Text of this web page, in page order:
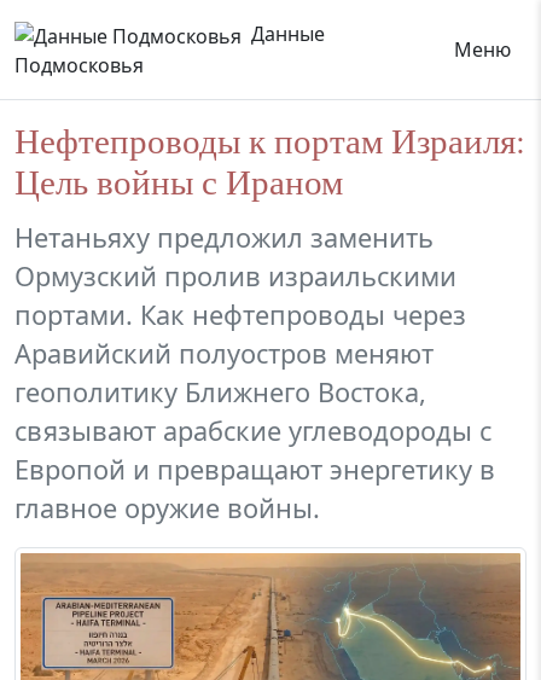
Данные
Подмосковья
Меню
Нефтепроводы к портам Израиля:
Цель войны с Ираном
Нетаньяху предложил заменить
Ормузский пролив израильскими
портами. Как нефтепроводы через
Аравийский полуостров меняют
геополитику Ближнего Востока,
связывают арабские углеводороды с
Европой и превращают энергетику в
главное оружие войны.